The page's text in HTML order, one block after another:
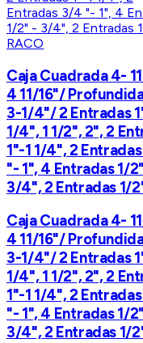
RACO
Caja Cuadrada 4-
4 11/16"/
3-1/4"/ 2 Entradas
1/4", 1 1/2", 2", 2
1"-1 1/4", 2
"- 1", 4 Entradas 1/
3/4", 2 Entradas 1/
Caja Cuadrada 4-
4 11/16"/
3-1/4"/ 2 Entradas
1/4", 1 1/2", 2", 2
1"-1 1/4", 2
"- 1", 4 Entradas 1/
3/4", 2 Entradas 1/